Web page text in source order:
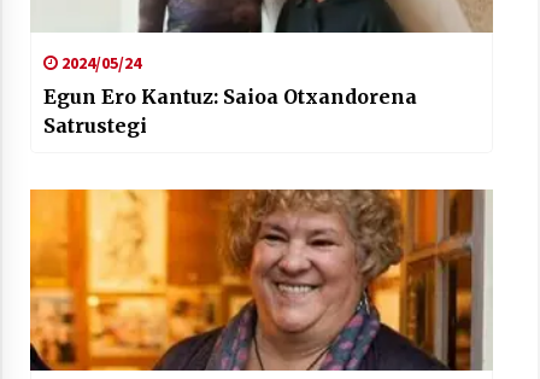
2024/05/24
Egun Ero Kantuz: Saioa Otxandorena
Satrustegi